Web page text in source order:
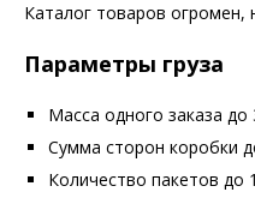
Каталог товаров огромен,
Параметры груза
Масса одного заказа до
Сумма сторон коробки
Количество пакетов до